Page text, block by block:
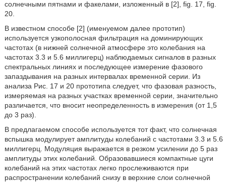
солнечными пятнами и факелами, изложенный в [2], fig. 17, fig.
20.
В известном способе [2] (именуемом далее прототип)
используется узкополосная фильтрация на доминирующих
частотах (в нижней солнечной атмосфере это колебания на
частотах 3.3 и 5.6 миллигерц) наблюдаемых сигналов в разных
спектральных линиях и последующее измерение фазового
запаздывания на разных интервалах временной серии. Из
анализа Рис. 17 и 20 прототипа следует, что фазовая разность,
измеряемая на разных участках временной серии, значительно
различается, что вносит неопределенность в измерения (от 1,5
до 3 раз).
В предлагаемом способе используется тот факт, что солнечная
вспышка модулирует амплитуды колебаний с частотами 3.3 и 5.6
миллигерц. Модуляция выражается в резком усилении до 5 раз
амплитуды этих колебаний. Образовавшиеся компактные цуги
колебаний на этих частотах легко прослеживаются при
распространении колебаний снизу в верхние слои солнечной